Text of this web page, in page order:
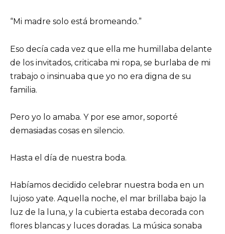
“Mi madre solo está bromeando.”
Eso decía cada vez que ella me humillaba delante
de los invitados, criticaba mi ropa, se burlaba de mi
trabajo o insinuaba que yo no era digna de su
familia.
Pero yo lo amaba. Y por ese amor, soporté
demasiadas cosas en silencio.
Hasta el día de nuestra boda.
Habíamos decidido celebrar nuestra boda en un
lujoso yate. Aquella noche, el mar brillaba bajo la
luz de la luna, y la cubierta estaba decorada con
flores blancas y luces doradas. La música sonaba